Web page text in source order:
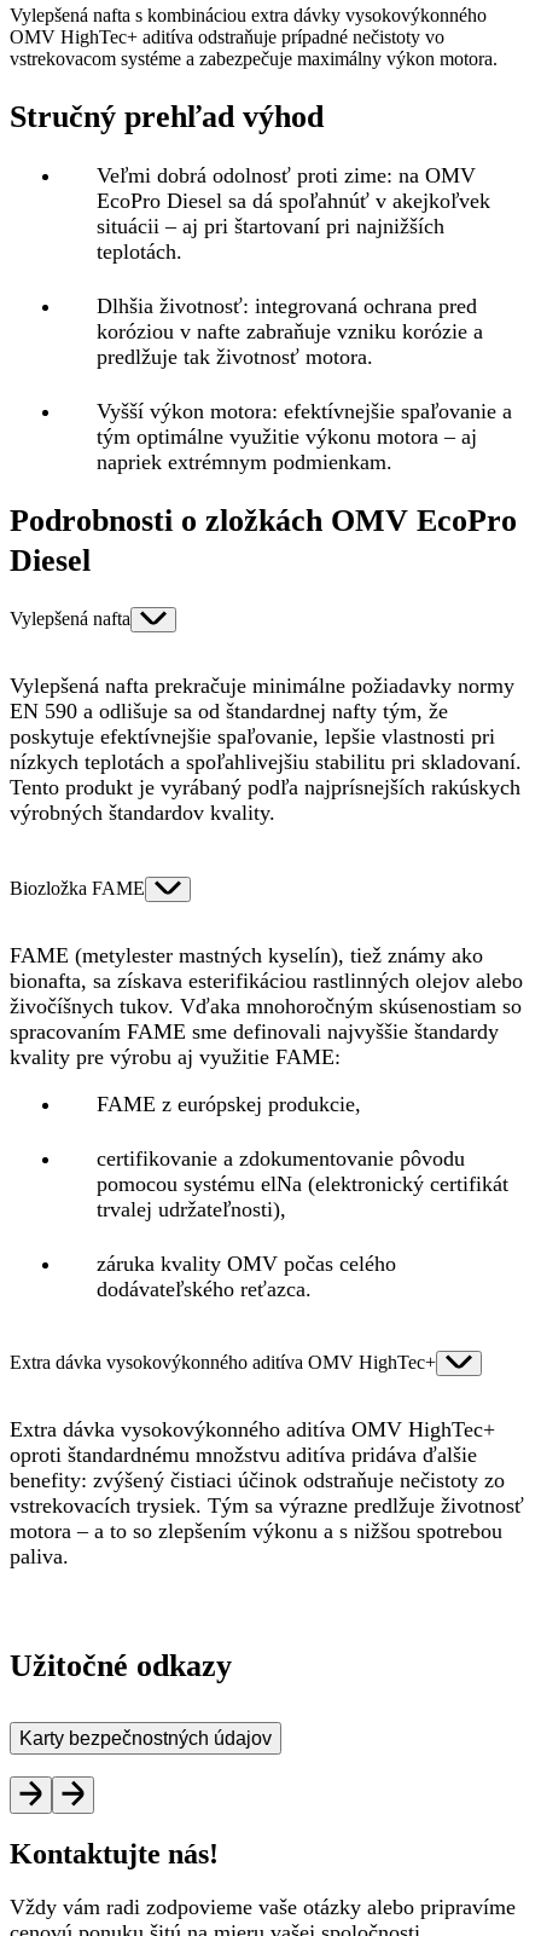
Vylepšená nafta s kombináciou extra dávky vysokovýkonného
OMV HighTec+ aditíva odstraňuje prípadné nečistoty vo
vstrekovacom systéme a zabezpečuje maximálny výkon motora.
Stručný prehľad výhod
Veľmi dobrá odolnosť proti zime: na OMV
EcoPro Diesel sa dá spoľahnúť v akejkoľvek
situácii – aj pri štartovaní pri najnižších
teplotách.
Dlhšia životnosť: integrovaná ochrana pred
koróziou v nafte zabraňuje vzniku korózie a
predlžuje tak životnosť motora.
Vyšší výkon motora: efektívnejšie spaľovanie a
tým optimálne využitie výkonu motora – aj
napriek extrémnym podmienkam.
Podrobnosti o zložkách OMV EcoPro
Diesel
Vylepšená nafta
Vylepšená nafta prekračuje minimálne požiadavky normy
EN 590 a odlišuje sa od štandardnej nafty tým, že
poskytuje efektívnejšie spaľovanie, lepšie vlastnosti pri
nízkych teplotách a spoľahlivejšiu stabilitu pri skladovaní.
Tento produkt je vyrábaný podľa najprísnejších rakúskych
výrobných štandardov kvality.
Biozložka FAME
FAME (metylester mastných kyselín), tiež známy ako
bionafta, sa získava esterifikáciou rastlinných olejov alebo
živočíšnych tukov. Vďaka mnohoročným skúsenostiam so
spracovaním FAME sme definovali najvyššie štandardy
kvality pre výrobu aj využitie FAME:
FAME z európskej produkcie,
certifikovanie a zdokumentovanie pôvodu
pomocou systému elNa (elektronický certifikát
trvalej udržateľnosti),
záruka kvality OMV počas celého
dodávateľského reťazca.
Extra dávka vysokovýkonného aditíva OMV HighTec+
Extra dávka vysokovýkonného aditíva OMV HighTec+
oproti štandardnému množstvu aditíva pridáva ďalšie
benefity: zvýšený čistiaci účinok odstraňuje nečistoty zo
vstrekovacích trysiek. Tým sa výrazne predlžuje životnosť
motora – a to so zlepšením výkonu a s nižšou spotrebou
paliva.
Užitočné odkazy
Karty bezpečnostných údajov
Kontaktujte nás!
Vždy vám radi zodpovieme vaše otázky alebo pripravíme